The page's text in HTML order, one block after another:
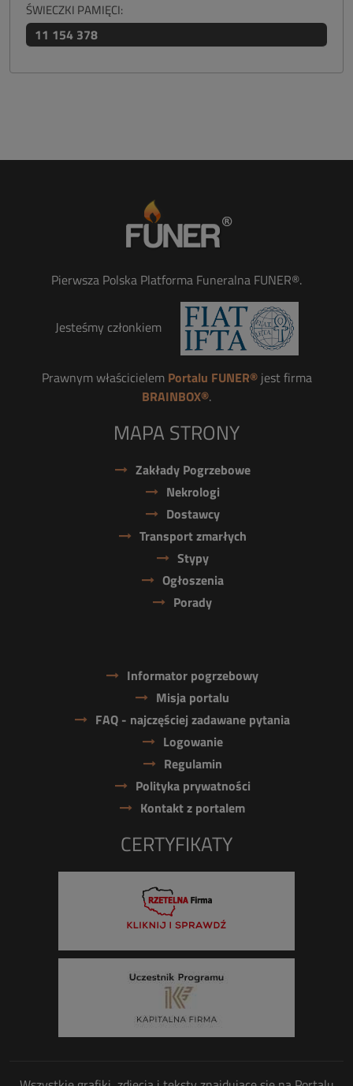
ŚWIECZKI PAMIĘCI:
11 154 378
Pierwsza Polska Platforma Funeralna FUNER®.
Jesteśmy członkiem
Prawnym właścicielem Portalu FUNER®jest firma
BRAINBOX®.
MAPA STRONY
Zakłady Pogrzebowe
Nekrologi
Dostawcy
Transport zmarłych
Stypy
Ogłoszenia
Porady
Informator pogrzebowy
Misja portalu
FAQ - najczęściej zadawane pytania
Logowanie
Regulamin
Polityka prywatności
Kontakt z portalem
CERTYFIKATY